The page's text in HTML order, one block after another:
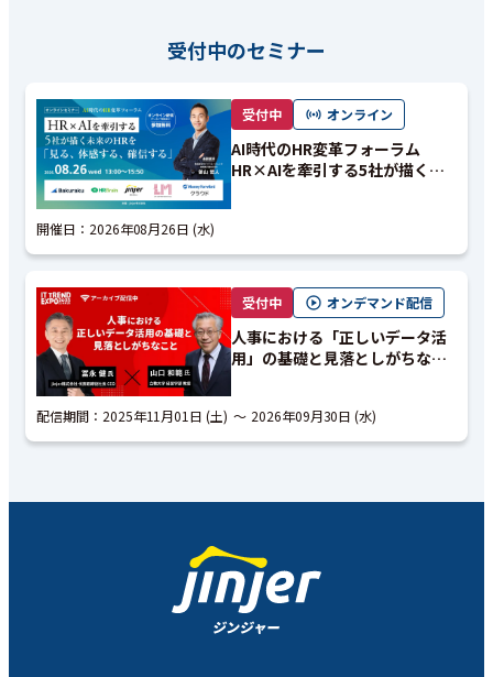
受付中のセミナー
受付中 オンライン
AI時代のHR変革フォーラム
HR×AIを牽引する5社が描く未
開催日： 2026年08月26日 (水)
受付中 オンデマンド配信
人事における「正しいデータ活
用」の基礎と見落としがちなこ
配信期間： 2025年11月01日 (土) 2026年09月30日 (水)